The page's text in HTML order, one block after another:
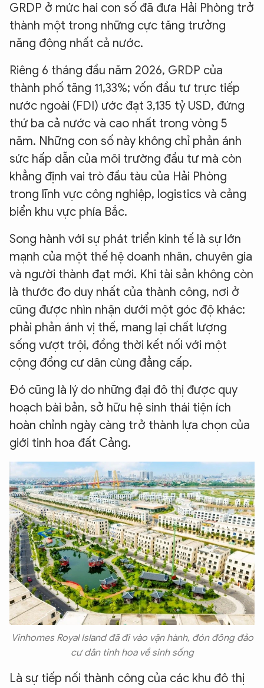
GRDP ở mức hai con số đã đưa Hải Phòng trở
thành một trong những cực tăng trưởng
năng động nhất cả nước.
Riêng 6 tháng đầu năm 2026, GRDP của
thành phố tăng 11,33%; vốn đầu tư trực tiếp
nước ngoài (FDI) ước đạt 3,135 tỷ USD, đứng
thứ ba cả nước và cao nhất trong vòng 5
năm. Những con số này không chỉ phản ánh
sức hấp dẫn của môi trường đầu tư mà còn
khẳng định vai trò đầu tàu của Hải Phòng
trong lĩnh vực công nghiệp, logistics và cảng
biển khu vực phía Bắc.
Song hành với sự phát triển kinh tế là sự lớn
mạnh của một thế hệ doanh nhân, chuyên gia
và người thành đạt mới. Khi tài sản không còn
là thước đo duy nhất của thành công, nơi ở
cũng được nhìn nhận dưới một góc độ khác:
phải phản ánh vị thế, mang lại chất lượng
sống vượt trội, đồng thời kết nối với một
cộng đồng cư dân cùng đẳng cấp.
Đó cũng là lý do những đại đô thị được quy
hoạch bài bản, sở hữu hệ sinh thái tiện ích
hoàn chỉnh ngày càng trở thành lựa chọn của
giới tinh hoa đất Cảng.
Vinhomes Royal Island đã đi vào vận hành, đón đông đảo
cư dân tinh hoa về sinh sống
Là sự tiếp nối thành công của các khu đô thị